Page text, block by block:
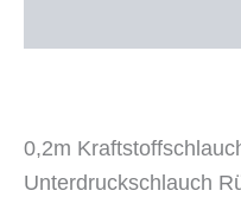
0,2m
Unterdruckschlauch